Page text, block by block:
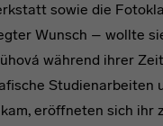
sowie die
Wunsch – wollte
während ihrer
Studienarbeiten
eröffneten sich